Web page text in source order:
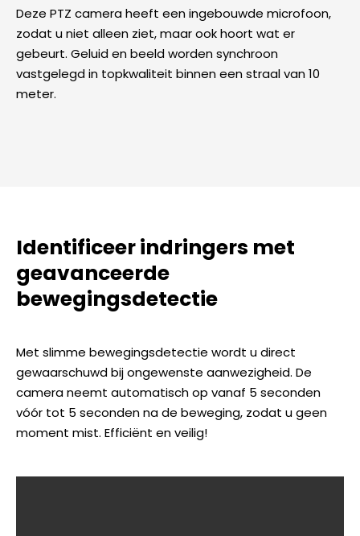
Deze PTZ camera heeft een ingebouwde microfoon,
zodat u niet alleen ziet, maar ook hoort wat er
gebeurt. Geluid en beeld worden synchroon
vastgelegd in topkwaliteit binnen een straal van 10
meter.
Identificeer indringers met
geavanceerde
bewegingsdetectie
Met slimme bewegingsdetectie wordt u direct
gewaarschuwd bij ongewenste aanwezigheid. De
camera neemt automatisch op vanaf 5 seconden
vóór tot 5 seconden na de beweging, zodat u geen
moment mist. Efficiënt en veilig!